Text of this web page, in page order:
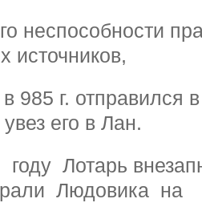
неспособности
источников,
985 г. отправился
его в Лан.
Лотарь
Людовика на